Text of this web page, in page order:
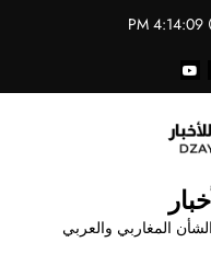
4:14:11 PM
المغاربي والعربي